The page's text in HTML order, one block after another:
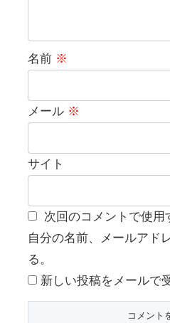
名前 ※
メール ※
サイト
次回のコメントで使用
自分の名前、メールアド
る。
新しい投稿をメールで